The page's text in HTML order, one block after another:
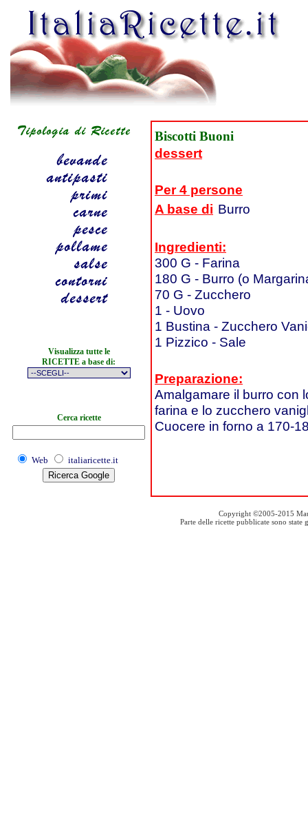
Visualizza tutte le
RICETTE a base di:
Cerca ricette
Web italiaricette.it
Biscotti Buoni
dessert
Per 4 persone
A base di Burro
Ingredienti:
300 G - Farina
180 G - Burro (o
70 G - Zucchero
1 - Uovo
1 Bustina - Zucchero
1 Pizzico - Sale
Preparazione:
Amalgamare il burro con
farina e lo zucchero
Cuocere in forno a 170-
Copyright ©2005-2015
Parte delle ricette pubblicate sono state